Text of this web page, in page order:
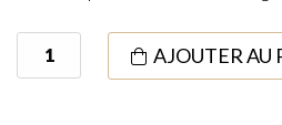
quantité
de
AJOUTER AU